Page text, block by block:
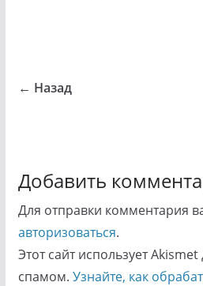
← Назад
Добавить
Для отправки комментария
авторизоваться.
Этот сайт использует
спамом. Узнайте, как